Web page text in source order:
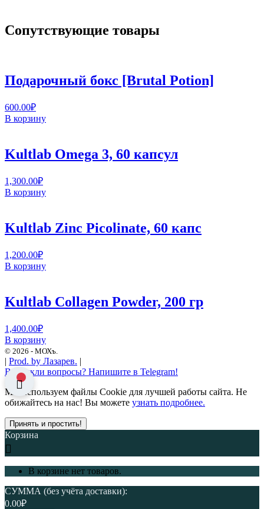
Сопутствующие товары
Подарочный бокс [Brutal Potion]
600.00₽
В корзину
Kultlab Omega 3, 60 капсул
1,300.00₽
В корзину
Kultlab Zinc Picolinate, 60 капc
1,200.00₽
В корзину
Kultlab Collagen Powder, 200 гр
1,400.00₽
В корзину
© 2026 - МОХъ.
| Prod. by Лазарев. |
Возникли вопросы? Напишите в Telegram!
Мы используем файлы Cookie для лучшей работы сайта. Не
обижайтесь на нас! Вы можете узнать подробнее.
Принять и простить!
Корзина
В корзине нет товаров.
СУММА (без учёта доставки):
0.00₽